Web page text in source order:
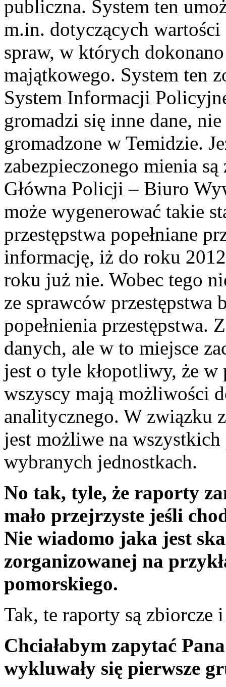
publiczna. System ten
m.in. dotyczących
spraw, w których
majątkowego. System ten
System Informacji
gromadzi się inne dane,
gromadzone w Temidzie.
zabezpieczonego mienia
Główna Policji – Biuro
może wygenerować takie
przestępstwa popełniane
informację, iż do roku
roku już nie. Wobec tego
ze sprawców
popełnienia przestępstwa.
danych, ale w to miejsce
jest o tyle kłopotliwy, że
wszyscy mają możliwości
analitycznego. W związku
jest możliwe na
wybranych jednostkach.
No tak, tyle, że raporty
mało przejrzyste jeśli
Nie wiadomo jaka jest
zorganizowanej na
pomorskiego.
Tak, te raporty są zbiorcze
Chciałabym zapytać
wykluwały się pierwsze